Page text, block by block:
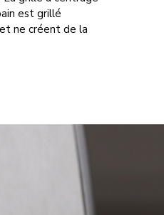
est grillé
ne créent de la